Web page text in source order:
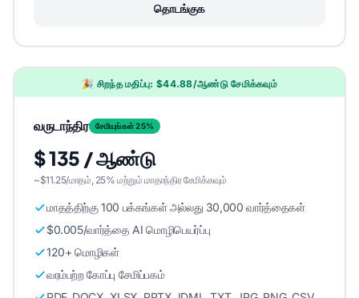
தொடங்குக
🎉 சிறந்த மதிப்பு: $44.88/ஆண்டு சேமிக்கவும்
வருடாந்திர சேமியுங்கள் 25%
$ 135 / ஆண்டு
~$11.25/மாதம், 25% மற்றும் மாதாந்திர சேமிக்கவும்
மாதத்திற்கு 100 பக்கங்கள் அல்லது 30,000 வார்த்தைகள்
$0.005/வார்த்தை AI மொழிபெயர்ப்பு
120+ மொழிகள்
வரம்பற்ற கோப்பு சேமிப்பகம்